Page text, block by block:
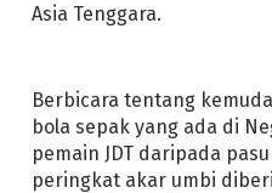
Asia Tenggara.
Berbicara tentang
bola sepak yang ada di
pemain JDT daripada
peringkat akar umbi